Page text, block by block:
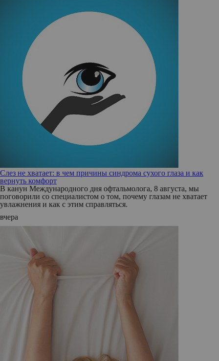
Слез не хватает: в чем причины синдрома сухого глаза и как
вернуть комфорт
В канун Международного дня офтальмолога, 8 августа, мы
поговорили со специалистом о том, почему глазам не хватает
увлажнения и как с этим справляться.
вчера